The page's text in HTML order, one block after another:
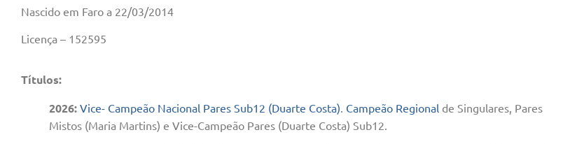
Nascido em Faro a 22/03/2014
Licença – 152595
Títulos:
2026: Vice- Campeão Nacional Pares Sub12 (Duarte Costa). Campeão Regional de Singulares, Pares
Mistos (Maria Martins) e Vice-Campeão Pares (Duarte Costa) Sub12.